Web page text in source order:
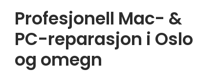
Profesjonell Mac- &
PC-reparasjon i Oslo
og omegn